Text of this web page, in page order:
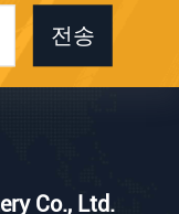
전송
Co., Ltd.